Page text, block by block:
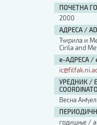
ПОЧЕТНА
2000
АДРЕСА /
Ћирила и
Cirila and
е-АДРЕСА /
УРЕДНИК /
Весна
годишње /